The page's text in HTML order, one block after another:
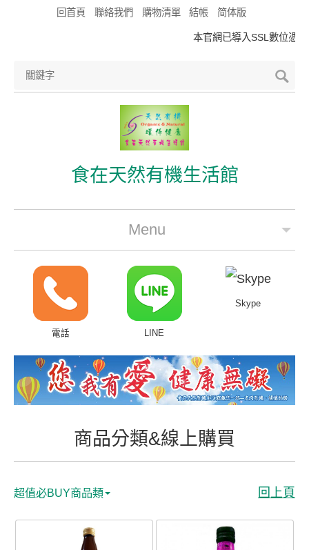
回首頁 聯絡我們 購物清單 結帳 简体版
本官網已導入SSL數位憑證
食在天然有機生活館
Menu
公司簡介
最新優惠
商品分類&線上購買
常見問題
客戶付費回傳
電話 LINE
Skype
商品分類&線上購買
超值必BUY商品類 回上頁